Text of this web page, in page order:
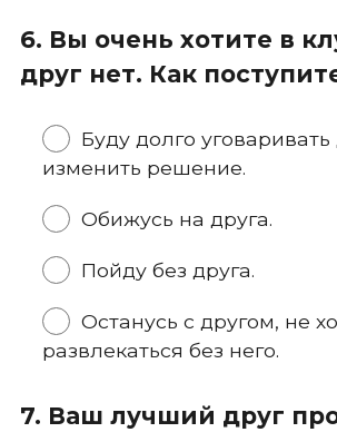
6. Вы очень хотите в
друг нет. Как
Буду долго уговаривать
изменить решение.
Обижусь на друга.
Пойду без друга.
Останусь с другом, не
развлекаться без него.
7. Ваш лучший друг